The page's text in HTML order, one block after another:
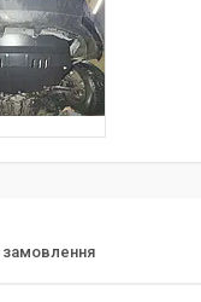
замовлення